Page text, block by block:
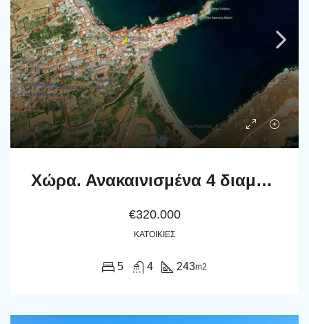
Χώρα. Ανακαινισμένα 4 διαμερίσματα και μία αίθουσα με θέα θάλασσα. Συνολικά 243m2
€320.000
ΚΑΤΟΙΚΊΕΣ
5 4 243m2